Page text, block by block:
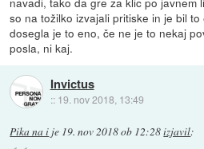
so na tožilko izvajali pritiske in je bil
dosegla je to eno, če ne je to nekaj
posla, ni kaj.
Invictus
:: 19. nov 2018, 13:49
Pika na i je 19. nov 2018 ob 12:28izjavil: